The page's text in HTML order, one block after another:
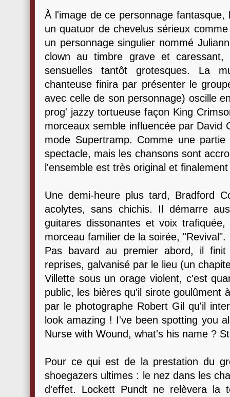
À l'image de ce personnage
un quatuor de chevelus sérieux
un personnage singulier nommé
clown au timbre grave et caressant,
sensuelles tantôt grotesques. La
chanteuse finira par présenter le
avec celle de son personnage) oscille
prog' jazzy tortueuse façon King
morceaux semble influencée par David
mode Supertramp. Comme une
spectacle, mais les chansons sont
l'ensemble est très original et
Une demi-heure plus tard, Bradford
acolytes, sans chichis. Il démarre
guitares dissonantes et voix
morceau familier de la soirée, "Revival".
Pas bavard au premier abord, il finit
reprises, galvanisé par le lieu (un
Villette sous un orage violent, c'est
public, les bières qu'il sirote goulûment
par le photographe Robert Gil qu'il
look amazing ! I've been spotting you
Nurse with Wound, what's his name ?
Pour ce qui est de la prestation du
shoegazers ultimes : le nez dans les
d'effet. Lockett Pundt ne relèvera la